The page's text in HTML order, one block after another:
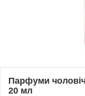
Парфуми
20 мл